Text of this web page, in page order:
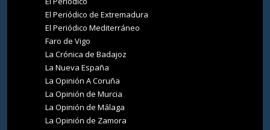
El Periódico de Extremadura
El Periódico Mediterráneo
Faro de Vigo
La Crónica de Badajoz
La Nueva España
La Opinión A Coruña
La Opinión de Murcia
La Opinión de Málaga
La Opinión de Zamora